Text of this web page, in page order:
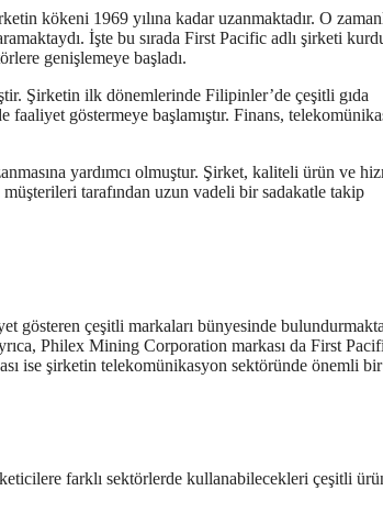
kökeni 1969 yılına kadar uzanmaktadır. O
İşte bu sırada First Pacific adlı şirketi
genişlemeye başladı.
Şirketin ilk dönemlerinde Filipinler’de çeşitli gıda
göstermeye başlamıştır. Finans,
yardımcı olmuştur. Şirket, kaliteli ürün ve
tarafından uzun vadeli bir sadakatle takip
gösteren çeşitli markaları bünyesinde
Philex Mining Corporation markası da First
ise şirketin telekomünikasyon sektöründe önemli bir
farklı sektörlerde kullanabilecekleri çeşitli